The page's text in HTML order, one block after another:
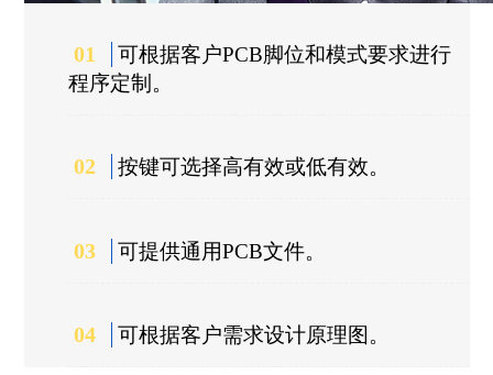
01
可根据客户PCB脚位和模式要求进行
程序定制。
02 按键可选择高有效或低有效。
03 可提供通用PCB文件。
04 可根据客户需求设计原理图。